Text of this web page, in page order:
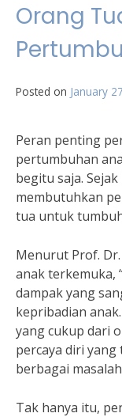
Orang
Posted on January
Peran penting
pertumbuhan
begitu saja.
membutuhkan
tua untuk
Menurut Prof.
anak terkemuka,
dampak yang
kepribadian
yang cukup dari
percaya diri
berbagai
Tak hanya itu,